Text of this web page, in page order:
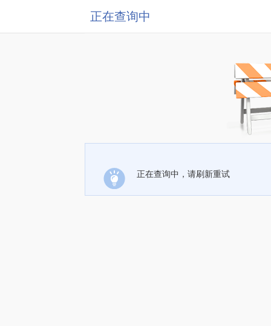
正在查询中
正在查询中，请刷新重试